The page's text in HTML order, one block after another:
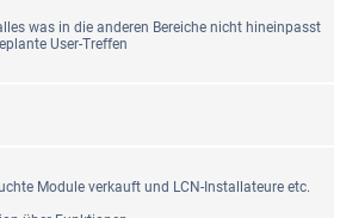
was in die anderen Bereiche nicht hineinpasst
User-Treffen
Module verkauft und LCN-Installateure etc.